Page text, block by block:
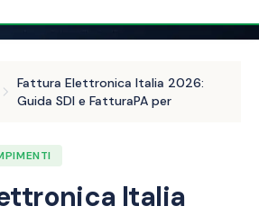
Fattura Elettronica Italia 2026:
Guida SDI e FatturaPA per
Italia